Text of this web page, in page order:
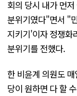
회의 당시 내가 먼
분위기였다"면서 "
지키기'이자 정쟁화
분위기를 전했다.
한 비윤계 의원도
당이 원하면 다 할